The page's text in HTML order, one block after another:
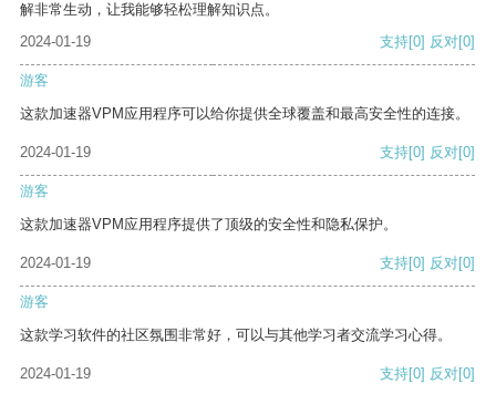
解非常生动，让我能够轻松理解知识点。
2024-01-19
支持[0] 反对[0]
游客
这款加速器VPM应用程序可以给你提供全球覆盖和最高安全性的连接。
2024-01-19 支持[0] 反对[0]
游客
这款加速器VPM应用程序提供了顶级的安全性和隐私保护。
2024-01-19 支持[0] 反对[0]
游客
这款学习软件的社区氛围非常好，可以与其他学习者交流学习心得。
2024-01-19 支持[0] 反对[0]